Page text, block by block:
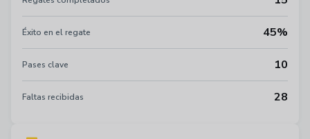
Éxito en el regate 45%
Pases clave 10
Faltas recibidas 28